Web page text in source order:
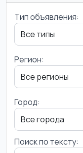
Тип объявления:
Регион:
Город:
Поиск по тексту: